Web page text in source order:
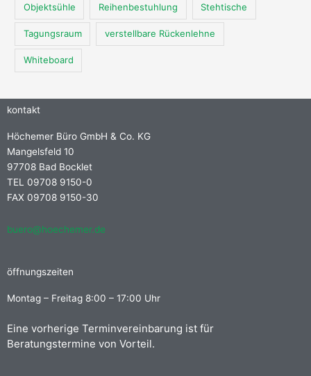
Objektsühle Reihenbestuhlung Stehtische
Tagungsraum verstellbare Rückenlehne
Whiteboard
kontakt
Höchemer Büro GmbH & Co. KG
Mangelsfeld 10
97708 Bad Bocklet
TEL 09708 9150-0
FAX 09708 9150-30
buero@hoechemer.de
öffnungszeiten
Montag – Freitag 8:00 – 17:00 Uhr
Eine vorherige Terminvereinbarung ist für
Beratungstermine von Vorteil.